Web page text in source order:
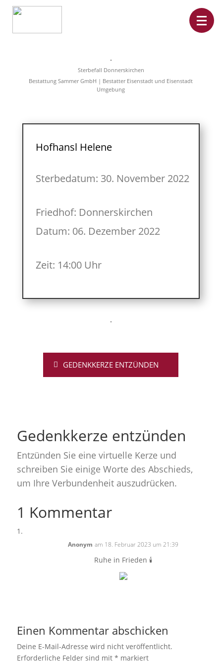
Rat&Hilfe
Sterbefälle
Sterbefall Donnerskirchen
Bestattung Sammer GmbH | Bestatter Eisenstadt und Eisenstadt
Umgebung
Hofhansl Helene
Sterbedatum: 30. November 2022
Friedhof: Donnerskirchen
Datum: 06. Dezember 2022
Zeit: 14:00 Uhr
GEDENKKERZE ENTZÜNDEN
Gedenkkerze entzünden
Entzünden Sie eine virtuelle Kerze und
schreiben Sie einige Worte des Abschieds,
um Ihre Verbundenheit auszudrücken.
1 Kommentar
Anonym am 18. Februar 2023 um 21:39
Ruhe in Frieden 🕯
Einen Kommentar abschicken
Deine E-Mail-Adresse wird nicht veröffentlicht.
Erforderliche Felder sind mit * markiert